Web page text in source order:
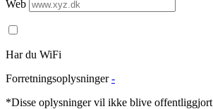
Web
Har du WiFi
Forretningsoplysninger -
*Disse oplysninger vil ikke blive offentliggjort